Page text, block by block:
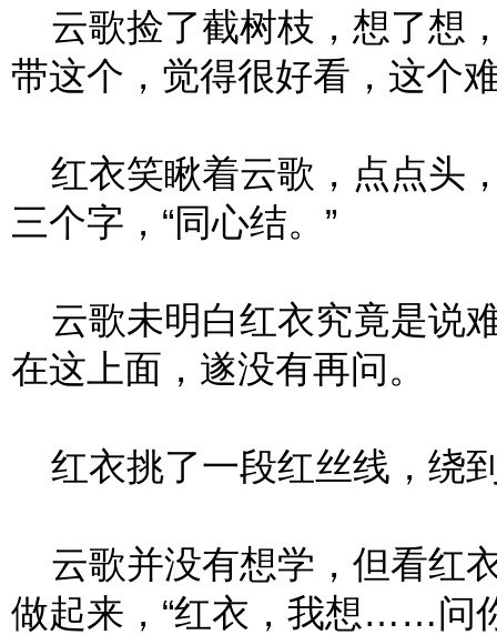
云歌捡了截树枝，想了想
带这个，觉得很好看，这个
红衣笑瞅着云歌，点点头
三个字，“同心结。”
云歌未明白红衣究竟是说
在这上面，遂没有再问。
红衣挑了一段红丝线，绕
云歌并没有想学，但看红
做起来，“红衣，我想……问